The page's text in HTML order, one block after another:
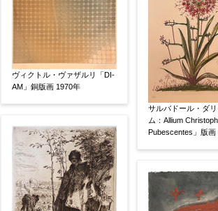
作品の画題 【任意】
作品の技法 【任意】
日本画
版画
水彩
絵の画面サイズ 【任意】
ヴィクトル・ヴァザルリ「DI-
AM」銅版画 1970年
サルバドール・ダ
ム：Allium
Pubescentes」版画